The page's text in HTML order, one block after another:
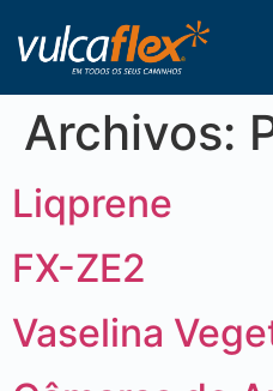
Archivos:
Liqprene
FX-ZE2
Vaselina